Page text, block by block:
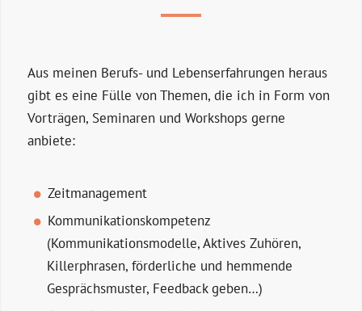
Aus meinen Berufs- und Lebens­erfahrungen heraus
gibt es eine Fülle von Themen, die ich in Form von
Vorträgen, Seminaren und Workshops gerne
anbiete:
Zeitmanagement
Kommunikationskompetenz
(Kommunikationsmodelle, Aktives Zuhören,
Killer­phrasen, förderliche und hemmende
Gesprächs­muster, Feedback geben…)